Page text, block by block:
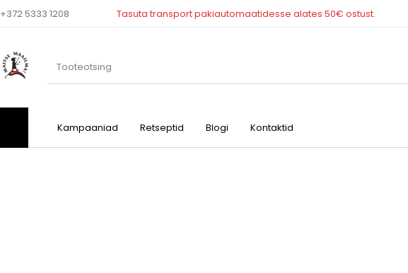
+372 5333 1208 Tasuta transport pakiautomaatidesse alates 50€ ostust.
Kampaaniad Retseptid Blogi Kontaktid